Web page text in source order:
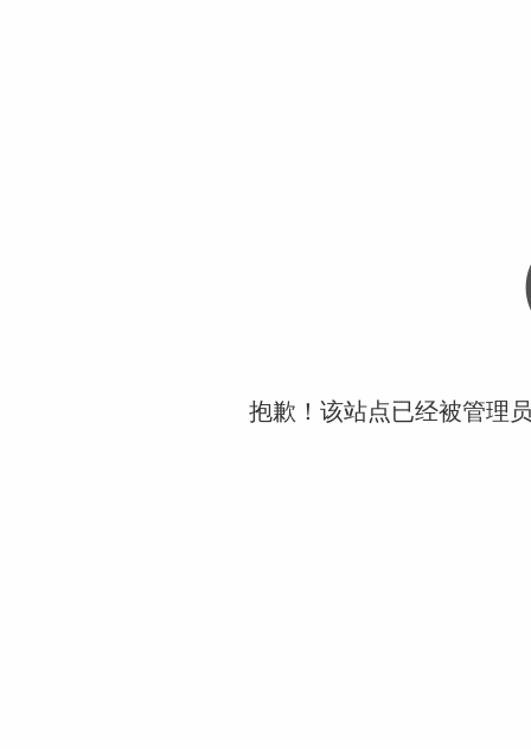
抱歉！该站点已经被管理